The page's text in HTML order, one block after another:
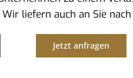
liefern auch an Sie
Jetzt anfragen